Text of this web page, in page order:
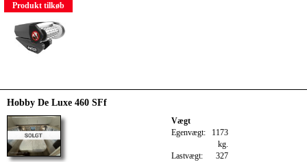
Produkt tilkøb
Hobby De Luxe 460 SFf
Vægt
Egenvægt: 1173
kg.
Lastvægt:
327